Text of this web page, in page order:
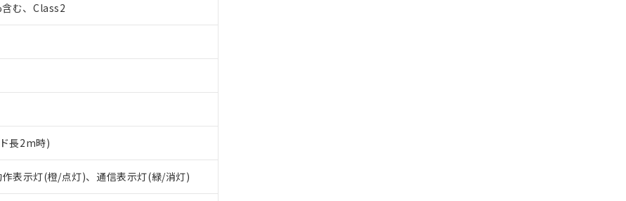
む、Class2
長2m時)
表示灯(橙/点灯)、通信表示灯(緑/消灯)
指令（10物質）の非含有に対応した製品が提供可能な商品です。
指令（10物質）の非含有に対応した製品に切り替える予定のある商品です。